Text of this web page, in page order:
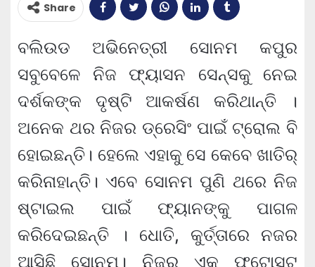
Share
ବଲିଉଡ ଅଭିନେତ୍ରୀ ସୋନମ କପୁର
ସବୁବେଳେ ନିଜ ଫ୍ୟାସନ ସେନ୍ସକୁ ନେଇ
ଦର୍ଶକଙ୍କ ଦୃଷ୍ଟି ଆକର୍ଷଣ କରିଥାନ୍ତି ।
ଅନେକ ଥର ନିଜର ଡ୍ରେସିଂ ପାଇଁ ଟ୍ରୋଲ ବି
ହୋଇଛନ୍ତି। ହେଲେ ଏହାକୁ ସେ କେବେ ଖାତିର୍
କରିନାହାନ୍ତି। ଏବେ ସୋନମ ପୁଣି ଥରେ ନିଜ
ଷ୍ଟାଇଲ ପାଇଁ ଫ୍ୟାନଙ୍କୁ ପାଗଳ
କରିଦେଇଛନ୍ତି । ଧୋତି, କୁର୍ତ୍ତାରେ ନଜର
ଆସିଛି ସୋନମ। ନିଜର ଏକ ଫଟୋସୁଟ୍